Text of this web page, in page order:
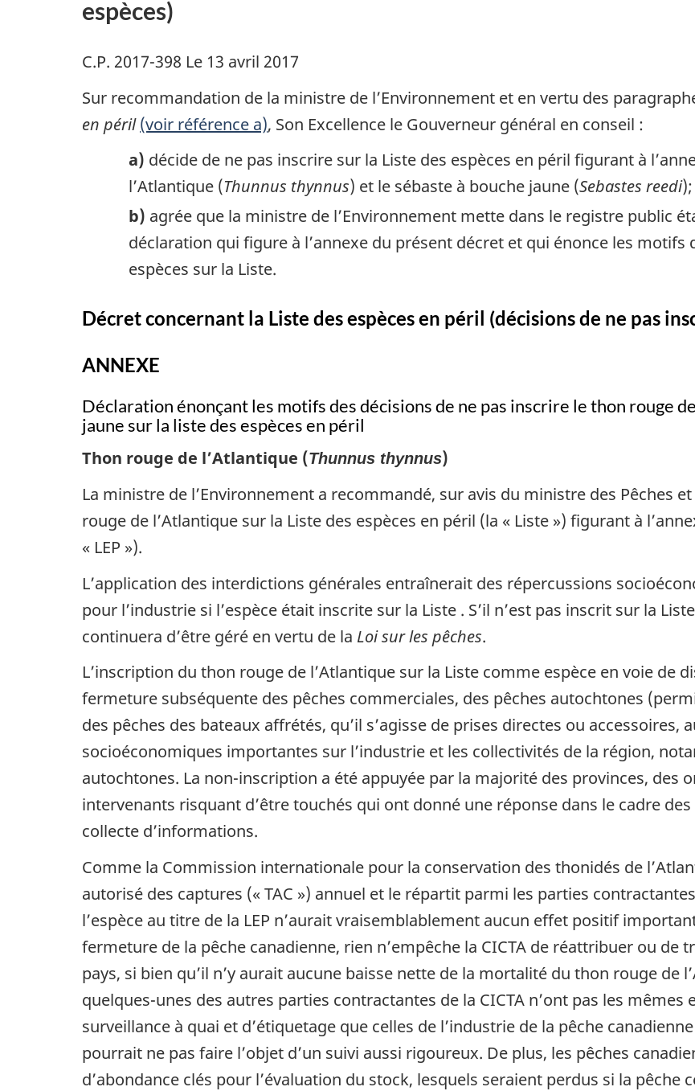
espèces)
C.P. 2017-398 Le 13 avril 2017
Sur recommandation de la ministre de l’Environnement et en vertu des
en péril(voir référence a), Son Excellence le Gouverneur général en conseil :
a) décide de ne pas inscrire sur la Liste des espèces en péril figurant à
l’Atlantique (Thunnus thynnus) et le sébaste à bouche jaune (Sebastes reedi);
b) agrée que la ministre de l’Environnement mette dans le registre public
déclaration qui figure à l’annexe du présent décret et qui énonce les motifs
espèces sur la Liste.
Décret concernant la Liste des espèces en péril (décisions de ne pas
ANNEXE
Déclaration énonçant les motifs des décisions de ne pas inscrire le thon rouge
jaune sur la liste des espèces en péril
Thon rouge de l’Atlantique (Thunnus thynnus)
La ministre de l’Environnement a recommandé, sur avis du ministre des Pêches
rouge de l’Atlantique sur la Liste des espèces en péril (la « Liste ») figurant à
« LEP »).
L’application des interdictions générales entraînerait des répercussions
pour l’industrie si l’espèce était inscrite sur la Liste . S’il n’est pas inscrit sur la
continuera d’être géré en vertu de la Loi sur les pêches.
L’inscription du thon rouge de l’Atlantique sur la Liste comme espèce en voie de
fermeture subséquente des pêches commerciales, des pêches autochtones
des pêches des bateaux affrétés, qu’il s’agisse de prises directes ou accessoires,
socioéconomiques importantes sur l’industrie et les collectivités de la région,
autochtones. La non-inscription a été appuyée par la majorité des provinces, des
intervenants risquant d’être touchés qui ont donné une réponse dans le cadre
collecte d’informations.
Comme la Commission internationale pour la conservation des thonidés de
autorisé des captures (« TAC ») annuel et le répartit parmi les parties
l’espèce au titre de la LEP n’aurait vraisemblablement aucun effet positif
fermeture de la pêche canadienne, rien n’empêche la CICTA de réattribuer ou de
pays, si bien qu’il n’y aurait aucune baisse nette de la mortalité du thon rouge de
quelques-unes des autres parties contractantes de la CICTA n’ont pas les
surveillance à quai et d’étiquetage que celles de l’industrie de la pêche
pourrait ne pas faire l’objet d’un suivi aussi rigoureux. De plus, les pêches
d’abondance clés pour l’évaluation du stock, lesquels seraient perdus si la pêche